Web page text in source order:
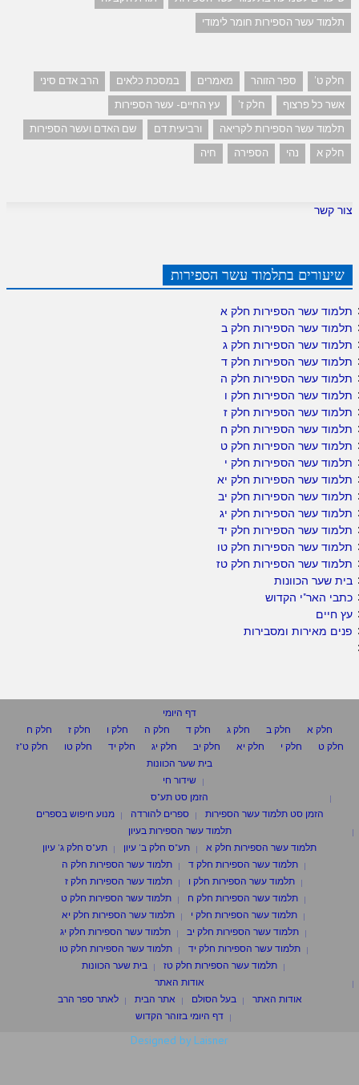
תלמוד עשר הספירות חומר לימודי
חלק ט' ספר הזוהר מאמרים במסכת כלאים
הרב אדם סיני
אשר כל פרצוף
חלק ז'
עץ החיים- עשר הספירות
תלמוד עשר הספירות לקריאה
ורביעית דם
שם האדם ועשר הספירות
חלק א
נהי הספירה חיה
צור קשר
שיעורים בתלמוד עשר הספירות
תלמוד עשר הספירות חלק א
תלמוד עשר הספירות חלק ב
תלמוד עשר הספירות חלק ג
תלמוד עשר הספירות חלק ד
תלמוד עשר הספירות חלק ה
תלמוד עשר הספירות חלק ו
תלמוד עשר הספירות חלק ז
תלמוד עשר הספירות חלק ח
תלמוד עשר הספירות חלק ט
תלמוד עשר הספירות חלק י
תלמוד עשר הספירות חלק יא
תלמוד עשר הספירות חלק יב
תלמוד עשר הספירות חלק יג
תלמוד עשר הספירות חלק יד
תלמוד עשר הספירות חלק טו
תלמוד עשר הספירות חלק טז
בית שער הכוונות
כתבי האר"י הקדוש
עץ חיים
פנים מאירות ומסבירות
דף היומי
חלק א
חלק ב חלק ג חלק ד חלק ה חלק ו חלק ז
חלק ח
חלק ט
חלק י חלק יא חלק יב חלק יג חלק יד חלק טו
חלק ט"ז
בית שער הכוונות
שידור חי
הזמן סט תע"ס
הזמן סט תלמוד עשר הספירות
ספרים להורדה
מנוע חיפוש בספרים
תלמוד עשר הספירות בעיון
תלמוד עשר הספירות חלק א
תע"ס חלק ב' עיון
תע"ס חלק ג' עיון
תלמוד עשר הספירות חלק ד
תלמוד עשר הספירות חלק ה
תלמוד עשר הספירות חלק ו
תלמוד עשר הספירות חלק ז
תלמוד עשר הספירות חלק ח
תלמוד עשר הספירות חלק ט
תלמוד עשר הספירות חלק י
תלמוד עשר הספירות חלק יא
תלמוד עשר הספירות חלק יב
תלמוד עשר הספירות חלק יג
תלמוד עשר הספירות חלק יד
תלמוד עשר הספירות חלק טו
תלמוד עשר הספירות חלק טז
בית שער הכוונות
אודות האתר
אודות האתר
בעל הסולם אתר הבית
לאתר ספר הרב
דף היומי בזוהר הקדוש
Designed by Laisner